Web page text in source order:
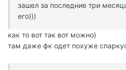
зашел за последние три
его)))
как то вот так вот можно)
там даже фк одет похуже